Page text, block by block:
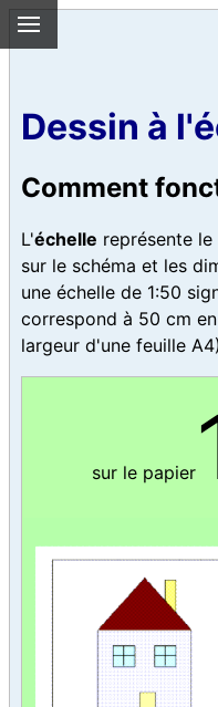
Dessin à
Comment
L'échelle représente
sur le schéma et les
une échelle de 1:50
correspond à 50 cm
largeur d'une feuille
sur le papier